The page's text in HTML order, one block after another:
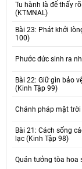
Tu hành là để thấy
(KTMNAL)
Bài 23: Phát khởi
100)
Phước đức sinh ra
Bài 22: Giữ gìn bảo
(Kinh Tập 99)
Chánh pháp mặt
Bài 21: Cách sống
lạc (Kinh Tập 98)
Quán tưởng tòa hoa